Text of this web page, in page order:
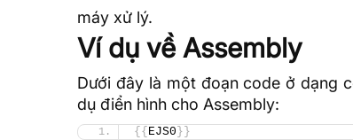
máy xử lý.
Ví dụ về Assembly
Dưới đây là một đoạn code ở dạng
dụ điển hình cho Assembly:
{{ EJS0 }}